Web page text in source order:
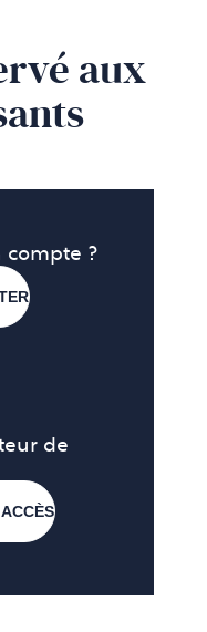
aux
compte ?
de